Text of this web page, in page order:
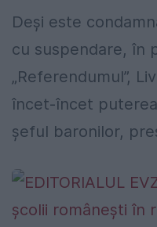
Deși este
cu suspendare, în
„Referendumul”,
încet-încet
șeful baronilor,